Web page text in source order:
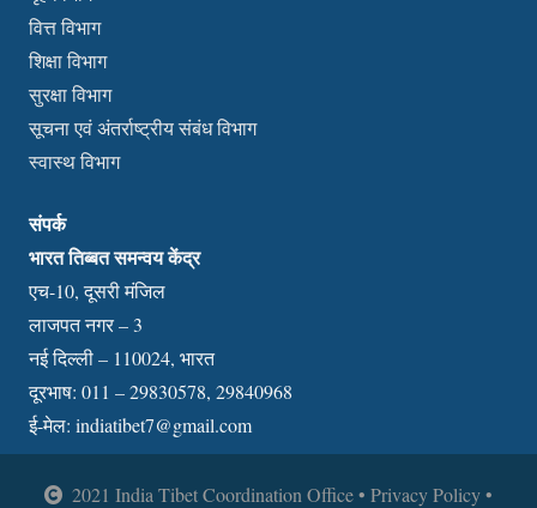
वित्त विभाग
शिक्षा विभाग
सुरक्षा विभाग
सूचना एवं अंतर्राष्ट्रीय संबंध विभाग
स्वास्थ विभाग
संपर्क
भारत तिब्बत समन्वय केंद्र
एच-10, दूसरी मंजिल
लाजपत नगर – 3
नई दिल्ली – 110024, भारत
दूरभाष: 011 – 29830578, 29840968
ई-मेल: indiatibet7@gmail.com
2021 India Tibet Coordination Office • Privacy Policy •